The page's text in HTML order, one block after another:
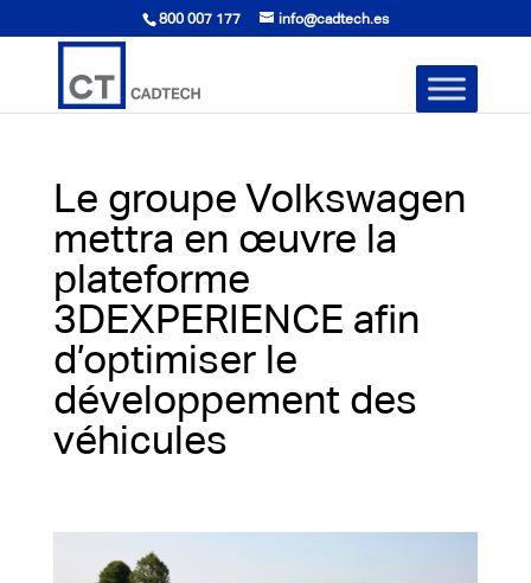
800 007 177 info@cadtech.es
Le groupe Volkswagen
mettra en œuvre la
plateforme
3DEXPERIENCE afin
d’optimiser le
développement des
véhicules